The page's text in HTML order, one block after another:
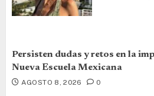
Persisten dudas y retos en la
Nueva Escuela Mexicana
AGOSTO 8, 2026 0